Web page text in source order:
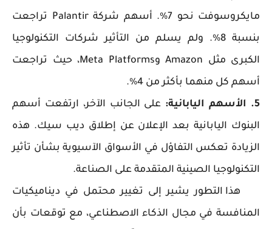
مايكروسوفت نحو 7%. أسهم شركة Palantir تراجعت
بنسبة 8%. ولم يسلم من التأثير شركات التكنولوجيا
الكبرى مثل Amazon وMeta Platforms، حيث تراجعت
أسهم كل منهما بأكثر من 4%.
5. الأسهم اليابانية:
على الجانب الآخر، ارتفعت أسهم
البنوك اليابانية بعد الإعلان عن إطلاق ديب سيك. هذه
الزيادة تعكس التفاؤل في الأسواق الآسيوية بشأن تأثير
التكنولوجيا الصينية المتقدمة على الصناعة.
هذا التطور يشير إلى تغيير محتمل في ديناميكيات
المنافسة في مجال الذكاء الاصطناعي، مع توقعات بأن